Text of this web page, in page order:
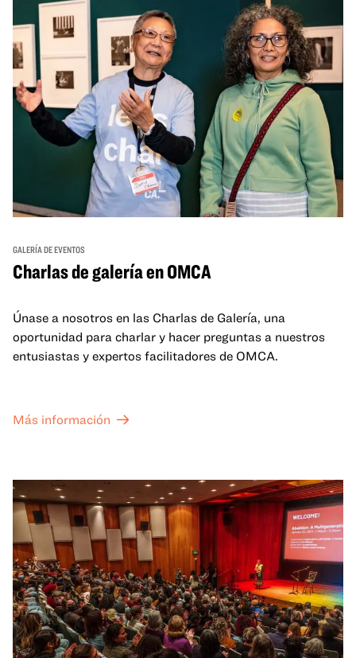
GALERÍA DE EVENTOS
Charlas de galería en OMCA
Únase a nosotros en las Charlas de Galería, una
oportunidad para charlar y hacer preguntas a nuestros
entusiastas y expertos facilitadores de OMCA.
Más información